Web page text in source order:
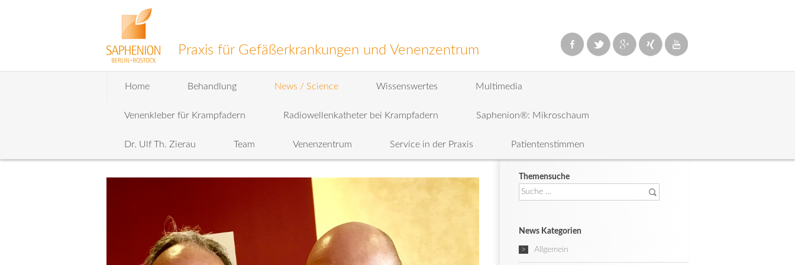
Praxis für Gefäßerkrankungen und Venenzentrum
Home Behandlung News / Science Wissenswertes Multimedia
Venenkleber für Krampfadern Radiowellenkatheter bei Krampfadern Saphenion®: Mikroschaum
Dr. Ulf Th. Zierau Team Venenzentrum Service in der Praxis Patientenstimmen
Themensuche
Suche
nach:
News Kategorien
Allgemein